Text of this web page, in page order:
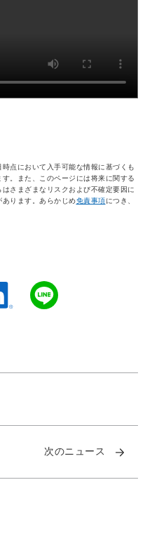
点において入手可能な情報に基づくも
。また、このページには将来に関する
さまざまなリスクおよび不確定要因に
あります。あらかじめ免責事項につき、
次のニュース